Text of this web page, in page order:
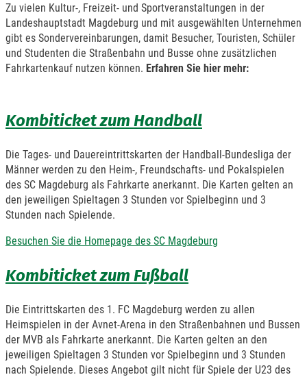
Zu vielen Kultur-, Freizeit- und Sportveranstaltungen in der
Landeshauptstadt Magdeburg und mit ausgewählten Unternehmen
gibt es Sondervereinbarungen, damit Besucher, Touristen, Schüler
und Studenten die Straßenbahn und Busse ohne zusätzlichen
Fahrkartenkauf nutzen können. Erfahren Sie hier mehr:
Kombiticket zum Handball
Die Tages- und Dauereintrittskarten der Handball-Bundesliga der
Männer werden zu den Heim-, Freundschafts- und Pokalspielen
des SC Magdeburg als Fahrkarte anerkannt. Die Karten gelten an
den jeweiligen Spieltagen 3 Stunden vor Spielbeginn und 3
Stunden nach Spielende.
Besuchen Sie die Homepage des SC Magdeburg
Kombiticket zum Fußball
Die Eintrittskarten des 1. FC Magdeburg werden zu allen
Heimspielen in der Avnet-Arena in den Straßenbahnen und Bussen
der MVB als Fahrkarte anerkannt. Die Karten gelten an den
jeweiligen Spieltagen 3 Stunden vor Spielbeginn und 3 Stunden
nach Spielende. Dieses Angebot gilt nicht für Spiele der U23 des